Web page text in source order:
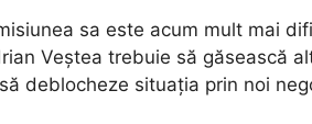
sa este acum mult mai
Veștea trebuie să găsească
deblocheze situația prin noi